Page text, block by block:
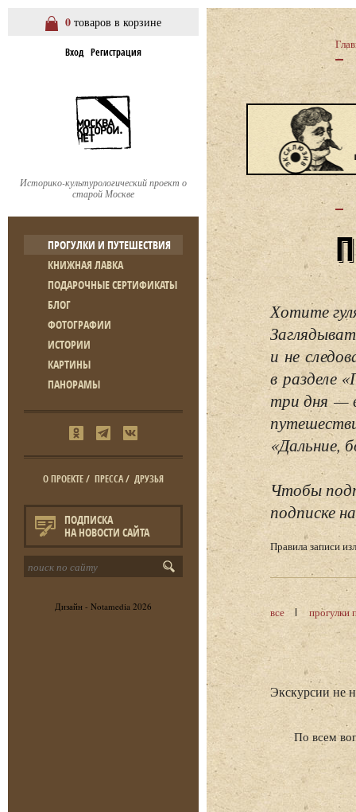
0 товаров в корзине
Вход Регистрация
Историко-культурологический проект о
старой Москве
ПРОГУЛКИ И ПУТЕШЕСТВИЯ
КНИЖНАЯ ЛАВКА
ПОДАРОЧНЫЕ СЕРТИФИКАТЫ
БЛОГ
ФОТОГРАФИИ
ИСТОРИИ
КАРТИНЫ
ПАНОРАМЫ
О ПРОЕКТЕ/ ПРЕССА/ ДРУЗЬЯ
ПОДПИСКА
НА НОВОСТИ САЙТА
Дизайн - Notamedia 2026
Хотите
и не
в разделе
три дня —
«Дальние,
Чтобы
подписке
Правила записи
все прогулки
Экскурсии не
По всем